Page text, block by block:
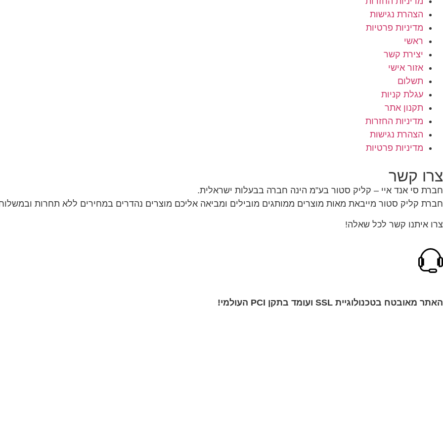
הצהרת נגישות
מדיניות פרטיות
ראשי
יצירת קשר
אזור אישי
תשלום
עגלת קניות
תקנון אתר
מדיניות החזרות
הצהרת נגישות
מדיניות פרטיות
צרו קשר
חברת סי אנד איי – קליק סטור בע”מ הינה חברה בבעלות ישראלית.
חברת קליק סטור מייבאת מאות מוצרים ממותגים מובילים ומביאה אליכם מוצרים נהדרים במחירים ללא תחרות
צרו איתנו קשר לכל שאלה!
האתר מאובטח בטכנולוגיית SSL ועומד בתקן PCI העולמי!